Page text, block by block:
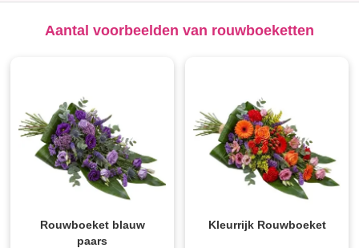
Aantal voorbeelden van rouwboeketten
Rouwboeket blauw
paars
Kleurrijk Rouwboeket